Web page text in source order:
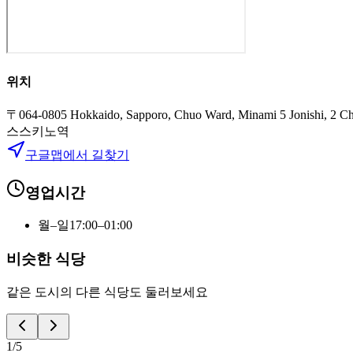
위치
〒064-0805 Hokkaido, Sapporo, Chuo Ward, Minami 5 Jonishi, 2
스스키노역
구글맵에서 길찾기
영업시간
월–일17:00–01:00
비슷한 식당
같은 도시의 다른 식당도 둘러보세요
1/5